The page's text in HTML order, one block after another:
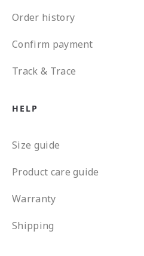
Order history
Confirm payment
Track & Trace
HELP
Size guide
Product care guide
Warranty
Shipping